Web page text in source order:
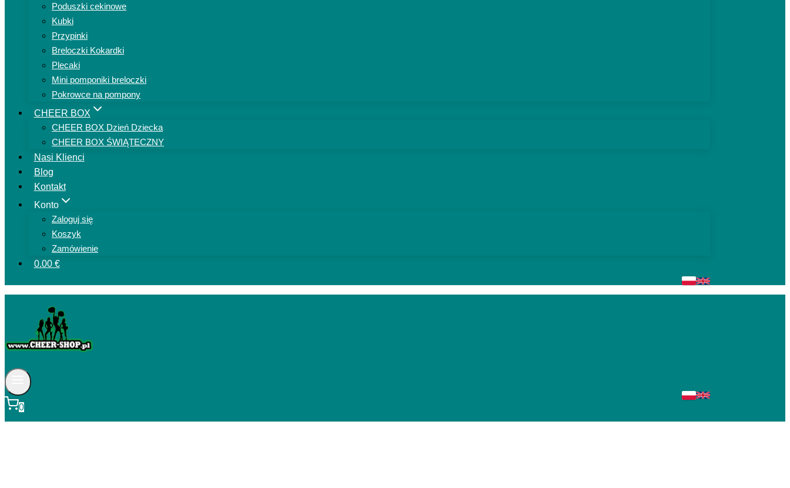
Poduszki cekinowe
Kubki
Przypinki
Breloczki Kokardki
Plecaki
Mini pomponiki breloczki
Pokrowce na pompony
CHEER BOX
CHEER BOX Dzień Dziecka
CHEER BOX ŚWIĄTECZNY
Nasi Klienci
Blog
Kontakt
Konto
Zaloguj się
Koszyk
Zamówienie
0.00 €
0